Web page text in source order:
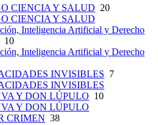
CIENCIA Y SALUD 20
CIENCIA Y SALUD
Inteligencia Artificial y Derecho
10
Inteligencia Artificial y Derecho
INVISIBLES 7
INVISIBLES
Y DON LÚPULO 10
Y DON LÚPULO
CRIMEN 38